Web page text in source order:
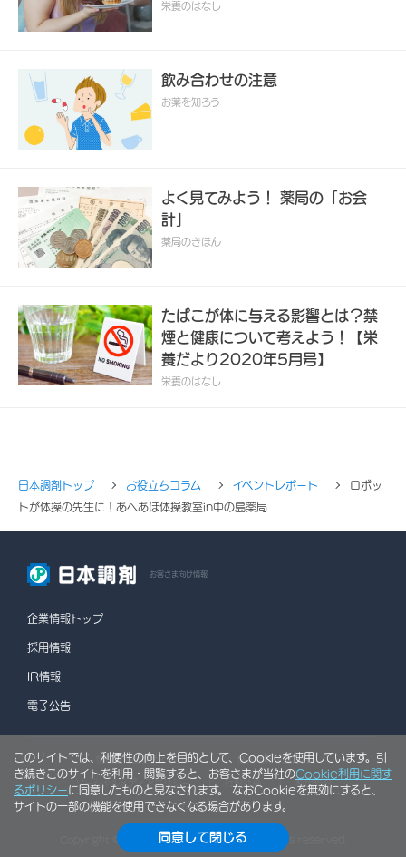
栄養のはなし
飲み合わせの注意
お薬を知ろう
よく見てみよう！ 薬局の「お会
計」
薬局のきほん
たばこが体に与える影響とは？禁
煙と健康について考えよう！【栄
養だより2020年5月号】
栄養のはなし
日本調剤トップ お役立ちコラム イベントレポート
ロボッ
トが体操の先生に！あへあほ体操教室in中の島薬局
お客さま向け情報
企業情報トップ
採用情報
IR情報
電子公告
情報セキュリティポリシー 個人情報保護方針
ソーシャルメディアポリシー 行動計画 利用規約
サイトマップ
Copyright © NIHON CHOUZAI Co., Ltd. All rights reserved.
このサイトでは、利便性の向上を目的として、Cookieを使用しています。引
き続きこのサイトを利用・閲覧すると、お客さまが当社のCookie利用に関す
るポリシーに同意したものと見なされます。 なおCookieを無効にすると、
サイトの一部の機能を使用できなくなる場合があります。
同意して閉じる